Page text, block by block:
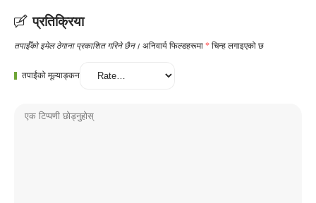
प्रतिक्रिया
तपाईँको इमेल ठेगाना प्रकाशित गरिने छैन। अनिवार्य फिल्डहरूमा * चिन्ह लगाइएको छ
तपाईंको मूल्याङ्कन